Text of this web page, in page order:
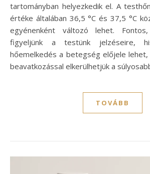
tartományban helyezkedik el. A
értéke általában 36,5 °C és 37,5 °C
egyénenként változó lehet.
figyeljünk a testünk jelzéseire,
hőemelkedés a betegség előjele
beavatkozással elkerülhetjük a
TOVÁBB